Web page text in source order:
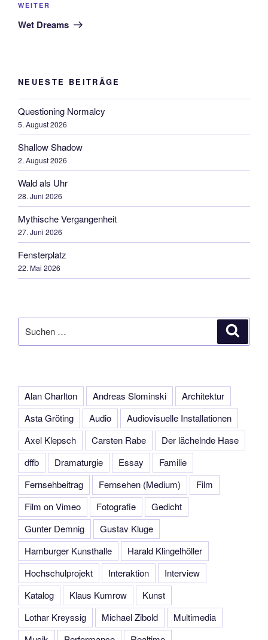
Nächster
Beitrag
WEITER
Wet Dreams
NEUESTE BEITRÄGE
Questioning Normalcy
5. August 2026
Shallow Shadow
2. August 2026
Wald als Uhr
28. Juni 2026
Mythische Vergangenheit
27. Juni 2026
Fensterplatz
22. Mai 2026
nach:
Alan Charlton Andreas Slominski
Architektur
Asta Gröting
Audio
Audiovisuelle Installationen
Axel Klepsch
Carsten Rabe
Der lächelnde Hase
dffb
Dramaturgie Essay
Familie
Fernsehbeitrag
Fernsehen (Medium)
Film
Film on Vimeo
Fotografie
Gedicht
Gunter Demnig
Gustav Kluge
Hamburger Kunsthalle
Harald Klingelhöller
Hochschulprojekt
Interaktion
Interview
Katalog
Klaus Kumrow
Kunst
Lothar Kreyssig
Michael Zibold
Multimedia